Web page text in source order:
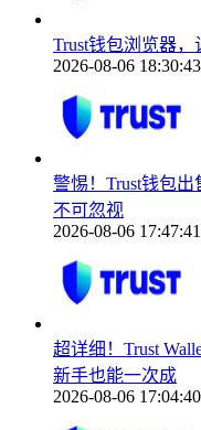
Trust钱包浏览器，
2026-08-06 18:30:43
警惕！Trust钱包
不可忽视
2026-08-06 17:47:41
超详细！Trust
新手也能一次成
2026-08-06 17:04:40